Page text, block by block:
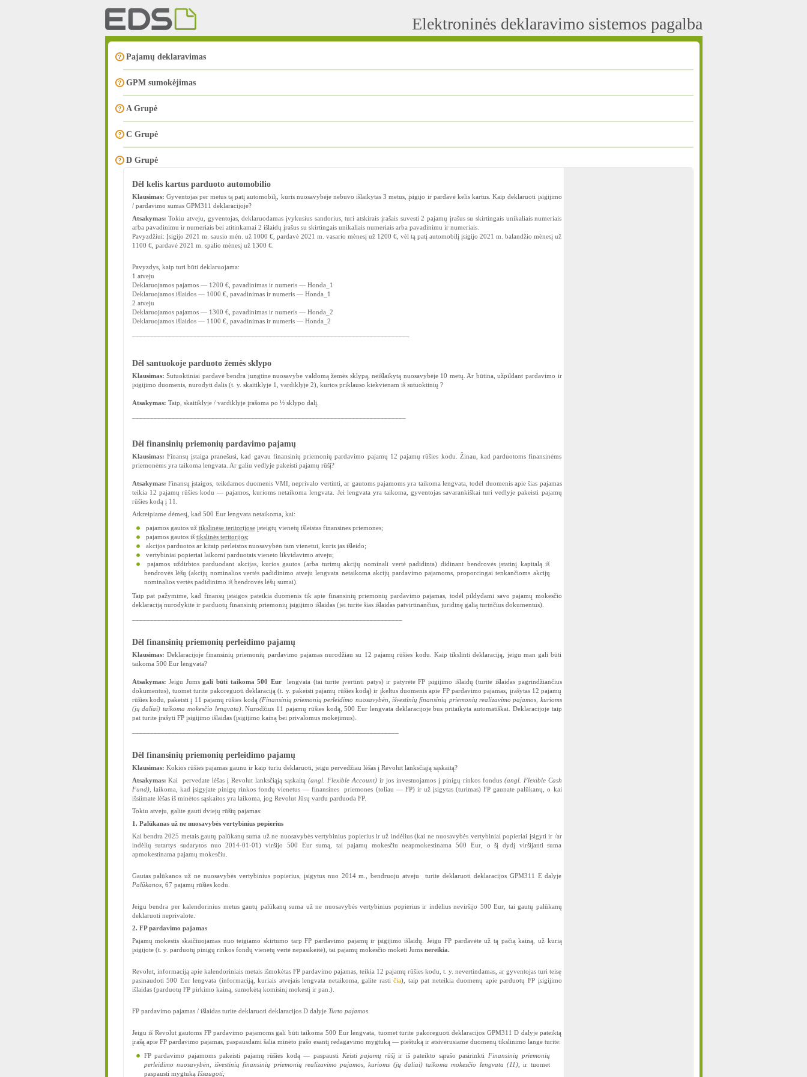
Elektroninės deklaravimo sistemos pagalba
Pajamų deklaravimas
GPM sumokėjimas
A Grupė
C Grupė
D Grupė
Dėl kelis kartus parduoto automobilio
Klausimas: Gyventojas per metus tą patį automobilį, kuris nuosavybėje nebuvo išlaikytas 3 metus, įsigijo ir pardavė kelis kartus. Kaip deklaruoti įsigijimo
/ pardavimo sumas GPM311 deklaracijoje?
Atsakymas: Tokiu atveju, gyventojas, deklaruodamas įvykusius sandorius, turi atskirais įrašais suvesti 2 pajamų įrašus su skirtingais unikaliais numeriais
arba pavadinimu ir numeriais bei atitinkamai 2 išlaidų įrašus su skirtingais unikaliais numeriais arba pavadinimu ir numeriais.
Pavyzdžiui: Įsigijo 2021 m. sausio mėn. už 1000 €, pardavė 2021 m. vasario mėnesį už 1200 €, vėl tą patį automobilį įsigijo 2021 m. balandžio mėnesį už
1100 €, pardavė 2021 m. spalio mėnesį už 1300 €.
Pavyzdys, kaip turi būti deklaruojama:
1 atveju
Deklaruojamos pajamos ― 1200 €, pavadinimas ir numeris ― Honda_1
Deklaruojamos išlaidos ― 1000 €, pavadinimas ir numeris ― Honda_1
2 atveju
Deklaruojamos pajamos ― 1300 €, pavadinimas ir numeris ― Honda_2
Deklaruojamos išlaidos ― 1100 €, pavadinimas ir numeris ― Honda_2
Dėl santuokoje parduoto žemės sklypo
Klausimas:Sutuoktiniai pardavė bendra jungtine nuosavybe valdomą žemės sklypą, neišlaikytą nuosavybėje 10 metų. Ar būtina, užpildant pardavimo ir
įsigijimo duomenis, nurodyti dalis (t. y. skaitiklyje 1, vardiklyje 2), kurios priklauso kiekvienam iš sutuoktinių ?
Atsakymas: Taip, skaitiklyje / vardiklyje įrašoma po ½ sklypo dalį.
Dėl finansinių priemonių pardavimo pajamų
Klausimas: Finansų įstaiga pranešusi, kad gavau finansinių priemonių pardavimo pajamų 12 pajamų rūšies kodu. Žinau, kad parduotoms finansinėms
priemonėms yra taikoma lengvata. Ar galiu vedlyje pakeisti pajamų rūšį?
Atsakymas: Finansų įstaigos, teikdamos duomenis VMI, neprivalo vertinti, ar gautoms pajamoms yra taikoma lengvata, todėl duomenis apie šias pajamas
teikia 12 pajamų rūšies kodu — pajamos, kurioms netaikoma lengvata. Jei lengvata yra taikoma, gyventojas savarankiškai turi vedlyje pakeisti pajamų
rūšies kodą į 11.
Atkreipiame dėmesį, kad 500 Eur lengvata netaikoma, kai:
pajamos gautos už tikslinėse teritorijoseįsteigtų vienetų išleistas finansines priemones;
pajamos gautos iš tikslinės teritorijos;
akcijos parduotos ar kitaip perleistos nuosavybėn tam vienetui, kuris jas išleido;
vertybiniai popieriai laikomi parduotais vieneto likvidavimo atveju;
pajamos uždirbtos parduodant akcijas, kurios gautos (arba turimų akcijų nominali vertė padidinta) didinant bendrovės įstatinį kapitalą iš
bendrovės lėšų (akcijų nominalios vertės padidinimo atveju lengvata netaikoma akcijų pardavimo pajamoms, proporcingai tenkančioms akcijų
nominalios vertės padidinimo iš bendrovės lėšų sumai).
Taip pat pažymime, kad finansų įstaigos pateikia duomenis tik apie finansinių priemonių pardavimo pajamas, todėl pildydami savo pajamų mokesčio
deklaraciją nurodykite ir parduotų finansinių priemonių įsigijimo išlaidas (jei turite šias išlaidas patvirtinančius, juridinę galią turinčius dokumentus).
Dėl finansinių priemonių perleidimo pajamų
Klausimas: Deklaracijoje finansinių priemonių pardavimo pajamas nurodžiau su 12 pajamų rūšies kodu. Kaip tikslinti deklaraciją, jeigu man gali būti
taikoma 500 Eur lengvata?
Atsakymas: Jeigu Jumsgali būti taikoma 500 Eurlengvata (tai turite įvertinti patys) ir patyrėte FP įsigijimo išlaidų (turite išlaidas pagrindžiančius
dokumentus), tuomet turite pakoreguoti deklaraciją (t. y. pakeisti pajamų rūšies kodą) ir įkeltus duomenis apie FP pardavimo pajamas, įrašytas 12 pajamų
rūšies kodu, pakeisti į 11 pajamų rūšies kodą (Finansinių priemonių perleidimo nuosavybėn, išvestinių finansinių priemonių realizavimo pajamos, kurioms
(jų daliai) taikoma mokesčio lengvata). Nurodžius 11 pajamų rūšies kodą, 500 Eur lengvata deklaracijoje bus pritaikyta automatiškai. Deklaracijoje taip
pat turite įrašyti FP įsigijimo išlaidas (įsigijimo kainą bei privalomus mokėjimus).
Dėl finansinių priemonių perleidimo pajamų
Klausimas: Kokios rūšies pajamas gaunu ir kaip turiu deklaruoti, jeigu pervedžiau lėšas į Revolut lanksčiąją sąskaitą?
Atsakymas:Kai pervedate lėšas į Revolut lanksčiąją sąskaitą(angl. Flexible Account)ir jos investuojamos į pinigų rinkos fondus (angl. Flexible Cash
Fund), laikoma, kad įsigyjate pinigų rinkos fondų vienetus — finansines priemones (toliau — FP) ir už įsigytas (turimas) FP gaunate palūkanų, o kai
išsiimate lėšas iš minėtos sąskaitos yra laikoma, jog Revolut Jūsų vardu parduoda FP.
Tokiu atveju, galite gauti dviejų rūšių pajamas:
1. Palūkanas už ne nuosavybės vertybinius popierius
Kai bendra 2025 metais gautų palūkanų suma už ne nuosavybės vertybinius popierius ir už indėlius (kai ne nuosavybės vertybiniai popieriai įsigyti ir /ar
indėlių sutartys sudarytos nuo 2014-01-01) viršijo 500 Eur sumą, tai pajamų mokesčiu neapmokestinama 500 Eur, o šį dydį viršijanti suma
apmokestinama pajamų mokesčiu.
Gautas palūkanos už ne nuosavybės vertybinius popierius, įsigytus nuo 2014 m., bendruoju atveju turite deklaruoti deklaracijos GPM311 E dalyje
Palūkanos, 67 pajamų rūšies kodu.
Jeigu bendra per kalendorinius metus gautų palūkanų suma už ne nuosavybės vertybinius popierius ir indėlius neviršijo 500 Eur, tai gautų palūkanų
deklaruoti neprivalote.
2. FP pardavimo pajamas
Pajamų mokestis skaičiuojamas nuo teigiamo skirtumo tarp FP pardavimo pajamų ir įsigijimo išlaidų. Jeigu FP pardavėte už tą pačią kainą, už kurią
įsigijote (t. y. parduotų pinigų rinkos fondų vienetų vertė nepasikeitė), tai pajamų mokesčio mokėti Jums nereikia.
Revolut, informaciją apie kalendoriniais metais išmokėtas FP pardavimo pajamas, teikia 12 pajamų rūšies kodu, t. y. nevertindamas, ar gyventojas turi teisę
pasinaudoti 500 Eur lengvata (informaciją, kuriais atvejais lengvata netaikoma, galite rastičia), taip pat neteikia duomenų apie parduotų FP įsigijimo
išlaidas (parduotų FP pirkimo kainą, sumokėtą komisinį mokestį ir pan.).
FP pardavimo pajamas / išlaidas turite deklaruoti deklaracijos D dalyje Turto pajamos.
Jeigu iš Revolut gautoms FP pardavimo pajamoms gali būti taikoma 500 Eur lengvata, tuomet turite pakoreguoti deklaracijos GPM311 D dalyje pateiktą
įrašą apie FP pardavimo pajamas, paspausdami šalia minėto įrašo esantį redagavimo mygtuką — pieštuką ir atsivėrusiame duomenų tikslinimo lange turite:
FP pardavimo pajamoms pakeisti pajamų rūšies kodą — paspausti
Keisti pajamų rūšįir iš pateikto sąrašo pasirinkti Finansinių priemonių
perleidimo nuosavybėn,
išvestinių finansinių priemonių realizavimo pajamos, kurioms (jų daliai) taikoma mokesčio lengvata (11) , ir tuomet
paspausti mygtuką Išsaugoti;